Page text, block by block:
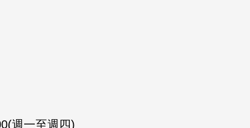
週一至週四)